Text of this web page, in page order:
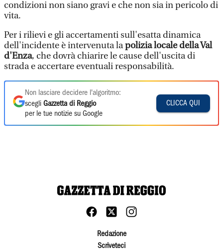
condizioni non siano gravi e che non sia in pericolo di
vita.
Per i rilievi e gli accertamenti sull'esatta dinamica
dell'incidente è intervenuta lapolizia locale della Val
d'Enza, che dovrà chiarire le cause dell'uscita di
strada e accertare eventuali responsabilità.
Non lasciare decidere l'algoritmo:
scegli Gazzetta di Reggio
per le tue notizie su Google
CLICCA QUI
Redazione
Scriveteci